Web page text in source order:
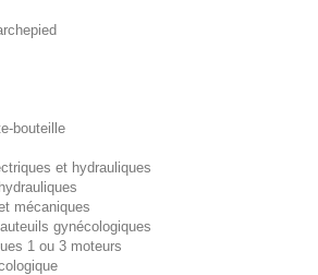
bouteille
et hydrauliques
mécaniques
gynécologiques
1 ou 3 moteurs